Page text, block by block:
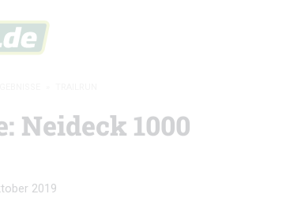
Neideck 1000
2019